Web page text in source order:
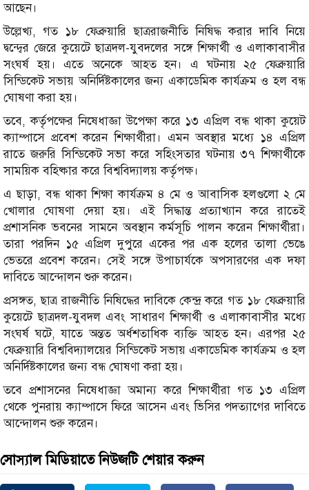
আছেন।
উল্লেখ্য, গত ১৮ ফেব্রুয়ারি ছাত্ররাজনীতি নিষিদ্ধ করার দাবি নিয়ে
দ্বন্দ্বের জেরে কুয়েটে ছাত্রদল-যুবদলের সঙ্গে শিক্ষার্থী ও এলাকাবাসীর
সংঘর্ষ হয়। এতে অনেকে আহত হন। এ ঘটনায় ২৫ ফেব্রুয়ারি
সিন্ডিকেট সভায় অনির্দিষ্টকালের জন্য একাডেমিক কার্যক্রম ও হল বন্ধ
ঘোষণা করা হয়।
তবে, কর্তৃপক্ষের নিষেধাজ্ঞা উপেক্ষা করে ১৩ এপ্রিল বন্ধ থাকা কুয়েট
ক্যাম্পাসে প্রবেশ করেন শিক্ষার্থীরা। এমন অবস্থার মধ্যে ১৪ এপ্রিল
রাতে জরুরি সিন্ডিকেট সভা করে সহিংসতার ঘটনায় ৩৭ শিক্ষার্থীকে
সাময়িক বহিষ্কার করে বিশ্ববিদ্যালয় কর্তৃপক্ষ।
এ ছাড়া, বন্ধ থাকা শিক্ষা কার্যক্রম ৪ মে ও আবাসিক হলগুলো ২ মে
খোলার ঘোষণা দেয়া হয়। এই সিদ্ধান্ত প্রত্যাখ্যান করে রাতেই
প্রশাসনিক ভবনের সামনে অবস্থান কর্মসূচি পালন করেন শিক্ষার্থীরা।
তারা পরদিন ১৫ এপ্রিল দুপুরে একের পর এক হলের তালা ভেঙে
ভেতরে প্রবেশ করেন। সেই সঙ্গে উপাচার্যকে অপসারণের এক দফা
দাবিতে আন্দোলন শুরু করেন।
প্রসঙ্গত, ছাত্র রাজনীতি নিষিদ্ধের দাবিকে কেন্দ্র করে গত ১৮ ফেব্রুয়ারি
কুয়েটে ছাত্রদল-যুবদল এবং সাধারণ শিক্ষার্থী ও এলাকাবাসীর মধ্যে
সংঘর্ষ ঘটে, যাতে অন্তত অর্ধশতাধিক ব্যক্তি আহত হন। এরপর ২৫
ফেব্রুয়ারি বিশ্ববিদ্যালয়ের সিন্ডিকেট সভায় একাডেমিক কার্যক্রম ও হল
অনির্দিষ্টকালের জন্য বন্ধ ঘোষণা করা হয়।
তবে প্রশাসনের নিষেধাজ্ঞা অমান্য করে শিক্ষার্থীরা গত ১৩ এপ্রিল
থেকে পুনরায় ক্যাম্পাসে ফিরে আসেন এবং ভিসির পদত্যাগের দাবিতে
আন্দোলন শুরু করেন।
সোস্যাল মিডিয়াতে নিউজটি শেয়ার করুন